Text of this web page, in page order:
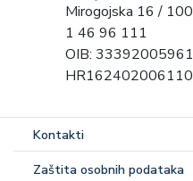
Mirogojska 16 /
1 46 96 111
OIB:
Kontakti
Zaštita osobnih podataka